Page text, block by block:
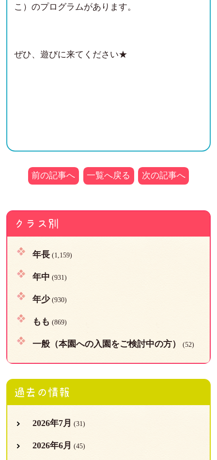
こ）のプログラムがあります。
ぜひ、遊びに来てください★
前の記事へ 一覧へ戻る 次の記事へ
クラス別
年長(1,159)
年中 (931)
年少(930)
もも (869)
一般（本園への入園をご検討中の方） (52)
過去の情報
2026年7月 (31)
2026年6月 (45)